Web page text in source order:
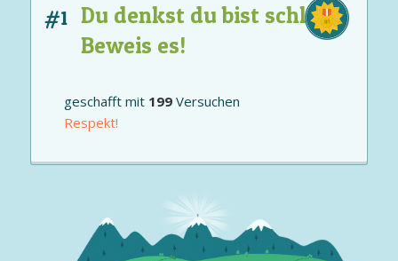
#1 Du denkst du bist schlau?
Beweis es!
geschafft mit 199 Versuchen
Respekt!